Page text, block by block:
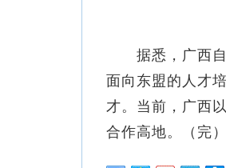
据悉，广西自
面向东盟的人才
才。当前，广西
合作高地。（完）